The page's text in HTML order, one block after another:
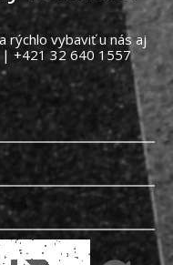
rýchlo vybaviť u nás aj
+421 32 640 1557